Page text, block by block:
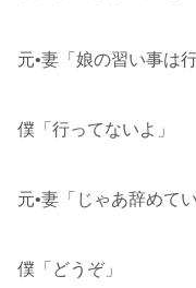
元•妻「娘の習い事は
僕「行ってないよ」
元•妻「じゃあ辞めてい
僕「どうぞ」